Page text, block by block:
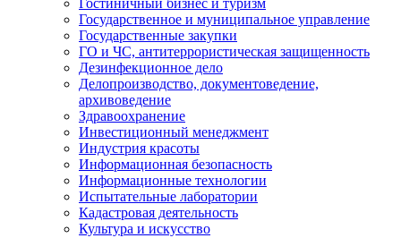
Гостиничный бизнес и туризм
Государственное и муниципальное управление
Государственные закупки
ГО и ЧС, антитеррористическая защищенность
Дезинфекционное дело
Делопроизводство, документоведение,
архивоведение
Здравоохранение
Инвестиционный менеджмент
Индустрия красоты
Информационная безопасность
Информационные технологии
Испытательные лаборатории
Кадастровая деятельность
Культура и искусство